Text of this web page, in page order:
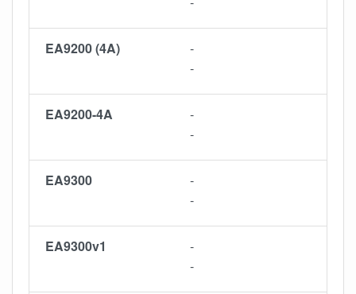
EA9200 (4A)
-
-
EA9200-4A
-
-
EA9300
-
-
EA9300v1
-
-